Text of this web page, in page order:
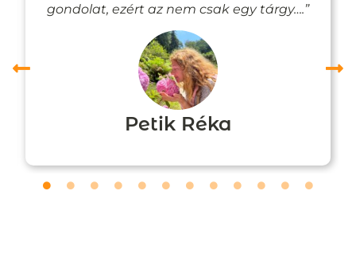
gondolat, ezért az nem csak egy tárgy….”
Petik Réka